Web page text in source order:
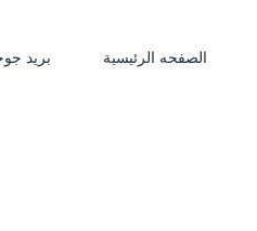
الصفحه الرئيسية بريد